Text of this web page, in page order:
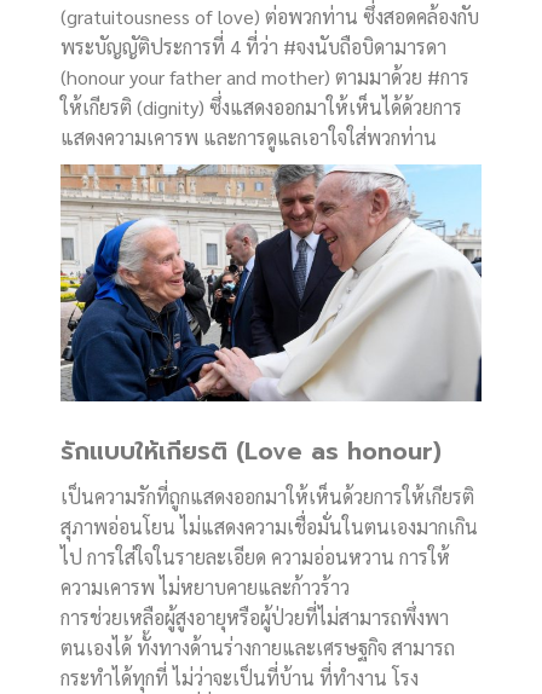
(gratuitousness of love) ต่อพวกท่าน ซึ่งสอดคล้องกับ
พระบัญญัติประการที่ 4 ที่ว่า #จงนับถือบิดามารดา
(honour your father and mother) ตามมาด้วย #การ
ให้เกียรติ (dignity) ซึ่งแสดงออกมาให้เห็นได้ด้วยการ
แสดงความเคารพ และการดูแลเอาใจใส่พวกท่าน
รักแบบให้เกียรติ (Love as honour)
เป็นความรักที่ถูกแสดงออกมาให้เห็นด้วยการให้เกียรติ
สุภาพอ่อนโยน ไม่แสดงความเชื่อมั่นในตนเองมากเกิน
ไป การใส่ใจในรายละเอียด ความอ่อนหวาน การให้
ความเคารพ ไม่หยาบคายและก้าวร้าว
การช่วยเหลือผู้สูงอายุหรือผู้ป่วยที่ไม่สามารถพึ่งพา
ตนเองได้ ทั้งทางด้านร่างกายและเศรษฐกิจ สามารถ
กระทำได้ทุกที่ ไม่ว่าจะเป็นที่บ้าน ที่ทำงาน โรง